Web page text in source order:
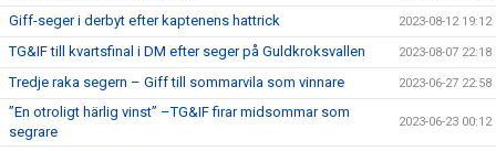
Giff-seger i derbyt efter kaptenens hattrick 2023-08-12 19:12
TG&IF till kvartsfinal i DM efter seger på Guldkroksvallen 2023-08-07 22:18
Tredje raka segern – Giff till sommarvila som vinnare 2023-06-27 22:58
”En otroligt härlig vinst” –TG&IF firar midsommar som
segrare
2023-06-23 00:12